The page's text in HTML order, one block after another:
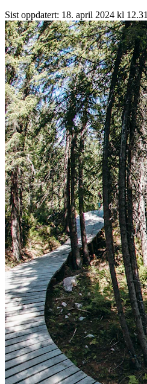
Sist oppdatert: 18. april 2024 kl 12.31